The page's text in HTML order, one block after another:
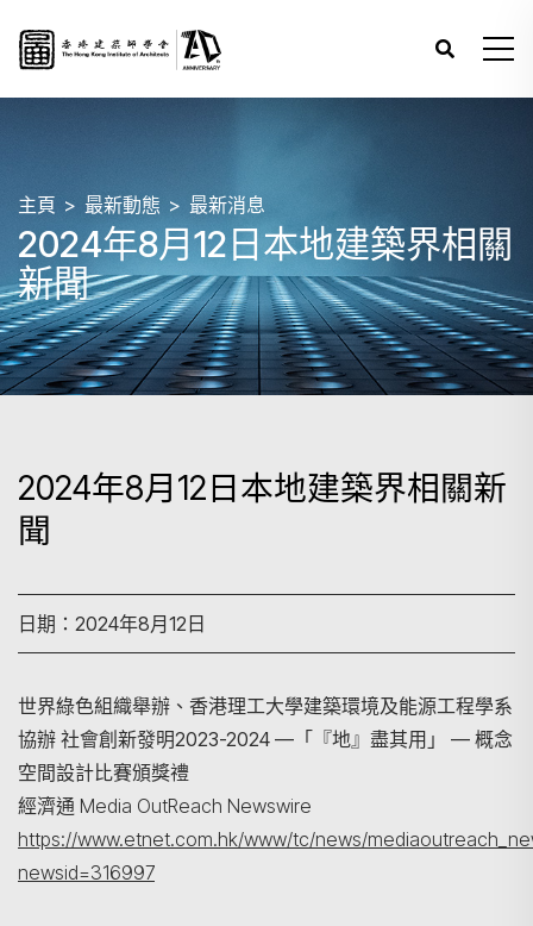
主頁 最新動態 最新消息
2024年8月12日本地建築界相關
新聞
2024年8月12日本地建築界相關新
聞
日期：2024年8月12日
世界綠色組織舉辦、香港理工大學建築環境及能源工程學系
協辦 社會創新發明2023-2024 —「『地』盡其用」 — 概念
空間設計比賽頒獎禮
經濟通 Media OutReach Newswire
https://www.etnet.com.hk/www/tc/news/
newsid=316997